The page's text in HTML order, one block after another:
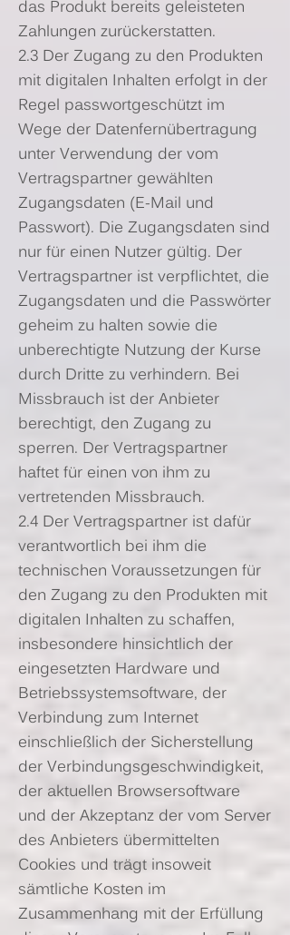
das Produkt bereits geleisteten
Zahlungen zurückerstatten.
2.3 Der Zugang zu den Produkten
mit digitalen Inhalten erfolgt in der
Regel passwortgeschützt im
Wege der Datenfernübertragung
unter Verwendung der vom
Vertragspartner gewählten
Zugangsdaten (E-Mail und
Passwort). Die Zugangsdaten sind
nur für einen Nutzer gültig. Der
Vertragspartner ist verpflichtet, die
Zugangsdaten und die Passwörter
geheim zu halten sowie die
unberechtigte Nutzung der Kurse
durch Dritte zu verhindern. Bei
Missbrauch ist der Anbieter
berechtigt, den Zugang zu
sperren. Der Vertragspartner
haftet für einen von ihm zu
vertretenden Missbrauch.
2.4 Der Vertragspartner ist dafür
verantwortlich bei ihm die
technischen Voraussetzungen für
den Zugang zu den Produkten mit
digitalen Inhalten zu schaffen,
insbesondere hinsichtlich der
eingesetzten Hardware und
Betriebssystemsoftware, der
Verbindung zum Internet
einschließlich der Sicherstellung
der Verbindungsgeschwindigkeit,
der aktuellen Browsersoftware
und der Akzeptanz der vom Server
des Anbieters übermittelten
Cookies und trägt insoweit
sämtliche Kosten im
Zusammenhang mit der Erfüllung